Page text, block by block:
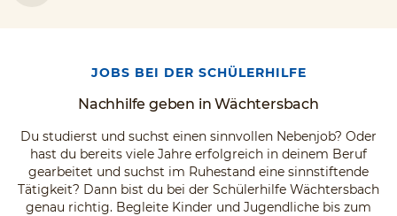
JOBS BEI DER SCHÜLERHILFE
Nachhilfe geben in Wächtersbach
Du studierst und suchst einen sinnvollen Nebenjob? Oder
hast du bereits viele Jahre erfolgreich in deinem Beruf
gearbeitet und suchst im Ruhestand eine sinnstiftende
Tätigkeit? Dann bist du bei der Schülerhilfe Wächtersbach
genau richtig. Begleite Kinder und Jugendliche bis zum